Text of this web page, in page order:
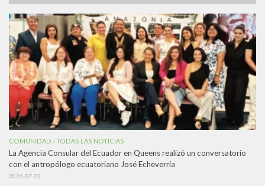
COMUNIDAD /TODAS LAS NOTICIAS
La Agencia Consular del Ecuador en Queens realizó un conversatorio
con el antropólogo ecuatoriano José Echeverría
2026-07-22